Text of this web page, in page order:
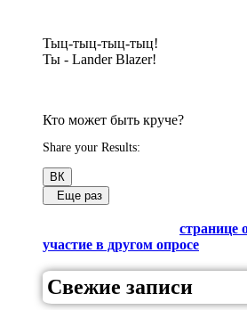
Тыц-тыц-тыц-тыц!
Ты - Lander Blazer!
Кто может быть круче?
Share your Results:
ВК
Еще раз
странице
участие в другом опросе
Свежие записи